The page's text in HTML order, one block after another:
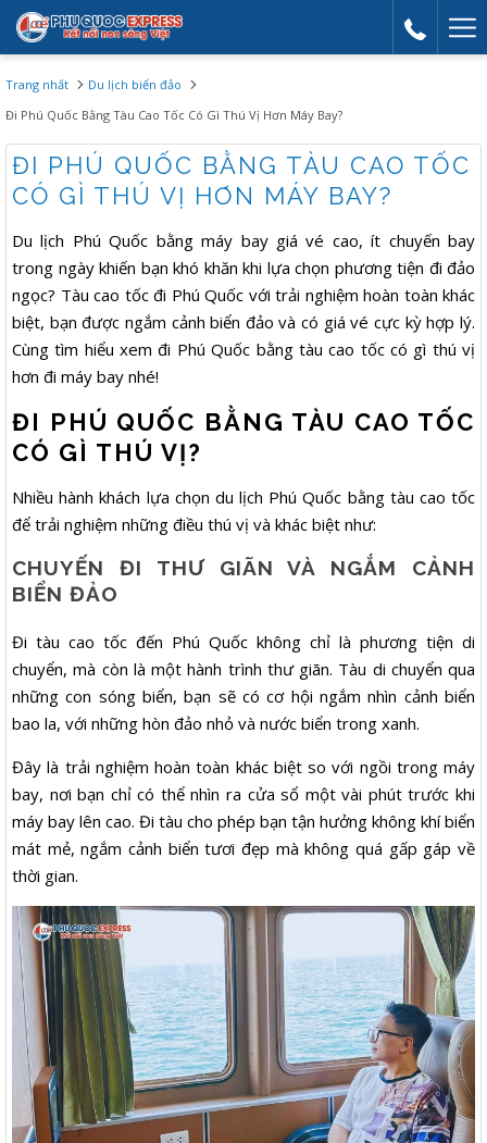
Trang nhất
Du lịch biển đảo
Đi Phú Quốc Bằng Tàu Cao Tốc Có Gì Thú Vị Hơn Máy Bay?
ĐI PHÚ QUỐC BẰNG TÀU CAO TỐC
CÓ GÌ THÚ VỊ HƠN MÁY BAY?
Du lịch Phú Quốc bằng máy bay giá vé cao, ít chuyến bay
trong ngày khiến bạn khó khăn khi lựa chọn phương tiện đi đảo
ngọc? Tàu cao tốc đi Phú Quốc với trải nghiệm hoàn toàn khác
biệt, bạn được ngắm cảnh biển đảo và có giá vé cực kỳ hợp lý.
Cùng tìm hiểu xem đi Phú Quốc bằng tàu cao tốc có gì thú vị
hơn đi máy bay nhé!
ĐI PHÚ QUỐC BẰNG TÀU CAO TỐC
CÓ GÌ THÚ VỊ?
Nhiều hành khách lựa chọn du lịch Phú Quốc bằng tàu cao tốc
để trải nghiệm những điều thú vị và khác biệt như:
CHUYẾN ĐI THƯ GIÃN VÀ NGẮM CẢNH
BIỂN ĐẢO
Đi tàu cao tốc đến Phú Quốc không chỉ là phương tiện di
chuyển, mà còn là một hành trình thư giãn. Tàu di chuyển qua
những con sóng biển, bạn sẽ có cơ hội ngắm nhìn cảnh biển
bao la, với những hòn đảo nhỏ và nước biển trong xanh.
Đây là trải nghiệm hoàn toàn khác biệt so với ngồi trong máy
bay, nơi bạn chỉ có thể nhìn ra cửa sổ một vài phút trước khi
máy bay lên cao. Đi tàu cho phép bạn tận hưởng không khí biển
mát mẻ, ngắm cảnh biển tươi đẹp mà không quá gấp gáp về
thời gian.